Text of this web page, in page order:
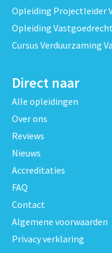
Opleiding Projectleider
Opleiding
Cursus Verduurzaming
Direct naar
Alle opleidingen
Over ons
Reviews
Nieuws
Accreditaties
FAQ
Contact
Algemene voorwaarden
Privacy verklaring